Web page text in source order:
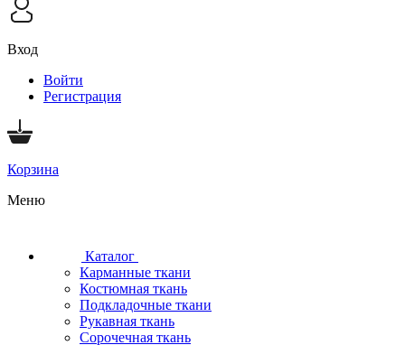
Вход
Войти
Регистрация
Корзина
Меню
Каталог
Карманные ткани
Костюмная ткань
Подкладочные ткани
Рукавная ткань
Сорочечная ткань